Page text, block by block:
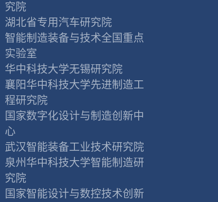
究院
湖北省专用汽车研究院
智能制造装备与技术全国重点
实验室
华中科技大学无锡研究院
襄阳华中科技大学先进制造工
程研究院
国家数字化设计与制造创新中
心
武汉智能装备工业技术研究院
泉州华中科技大学智能制造研
究院
国家智能设计与数控技术创新